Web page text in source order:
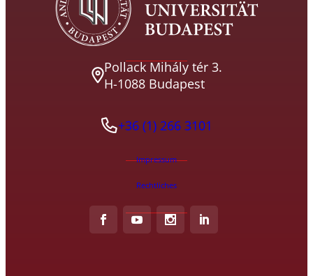
Pollack Mihály tér 3.
H-1088 Budapest
+36 (1) 266 3101
Impressum
Rechtliches